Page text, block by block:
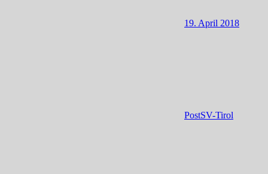
19. April 2018
PostSV-Tirol